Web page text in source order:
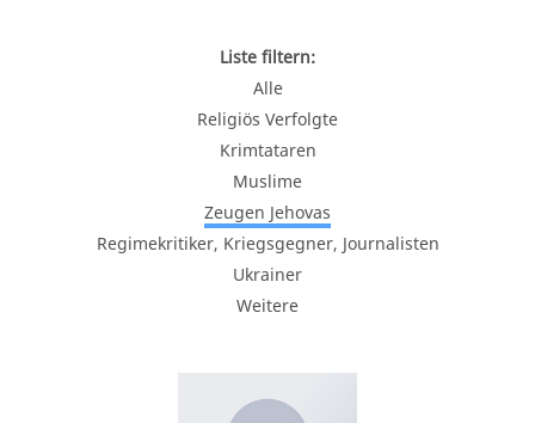
Liste filtern:
Alle
Religiös Verfolgte
Krimtataren
Muslime
Zeugen Jehovas
Regimekritiker, Kriegsgegner, Journalisten
Ukrainer
Weitere